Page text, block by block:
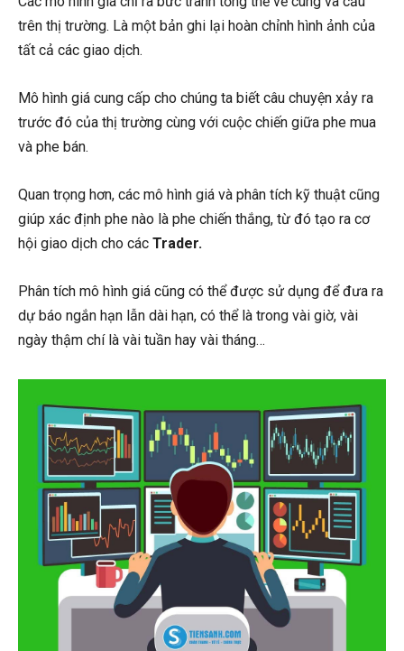
trên thị trường. Là một bản ghi lại hoàn chỉnh hình ảnh của
tất cả các giao dịch.
Mô hình giá cung cấp cho chúng ta biết câu chuyện xảy ra
trước đó của thị trường cùng với cuộc chiến giữa phe mua
và phe bán.
Quan trọng hơn, các mô hình giá và phân tích kỹ thuật cũng
giúp xác định phe nào là phe chiến thắng, từ đó tạo ra cơ
hội giao dịch cho các Trader.
Phân tích mô hình giá cũng có thể được sử dụng để đưa ra
dự báo ngắn hạn lẫn dài hạn, có thể là trong vài giờ, vài
ngày thậm chí là vài tuần hay vài tháng…